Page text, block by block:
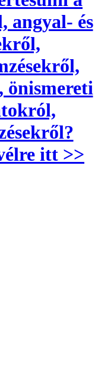
angyal- és
önismereti
itt >>